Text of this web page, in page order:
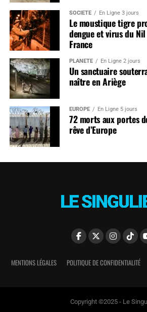
SOCIÉTÉ En Ligne 3 jours
Le moustique tigre
dengue et virus du
France
PLANÈTE En Ligne 2 jours
Un sanctuaire
naître en Ariège
EUROPE En Ligne 5 jours
72 morts aux portes
rêve d’Europe
MENTIONS LÉGALES POLITIQUE DE CONFIDENTIALITÉ
Copyright ©2025 - Le